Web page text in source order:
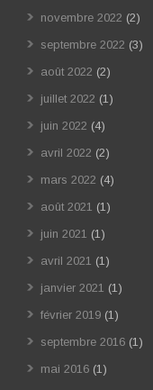
novembre 2022 (2)
septembre 2022 (3)
août 2022 (2)
juillet 2022 (1)
juin 2022 (4)
avril 2022 (2)
mars 2022 (4)
août 2021 (1)
juin 2021 (1)
avril 2021 (1)
janvier 2021 (1)
février 2019 (1)
septembre 2016 (1)
mai 2016 (1)